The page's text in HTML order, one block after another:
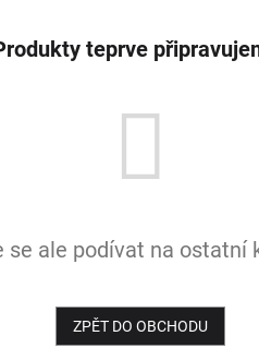
teprve
se ale podívat na ostatní
ZPĚT DO OBCHODU